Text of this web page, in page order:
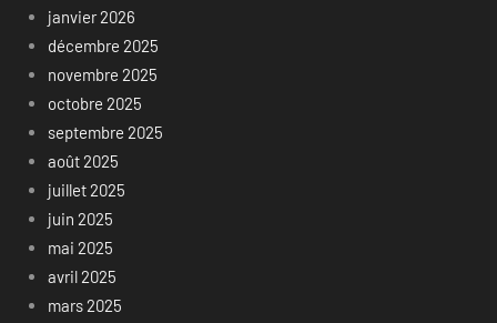
janvier 2026
décembre 2025
novembre 2025
octobre 2025
septembre 2025
août 2025
juillet 2025
juin 2025
mai 2025
avril 2025
mars 2025